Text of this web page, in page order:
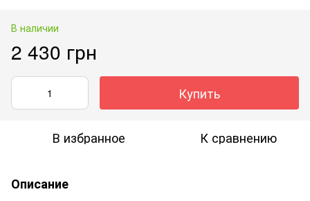
В наличии
2 430 грн
Купить
В избранное К сравнению
Описание